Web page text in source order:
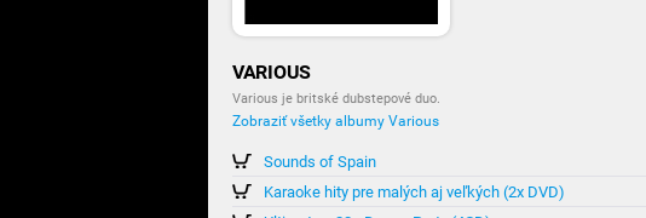
VARIOUS
Various je britské dubstepové duo.
Zobraziť všetky albumy Various
Sounds of Spain
Karaoke hity pre malých aj veľkých (2x DVD)